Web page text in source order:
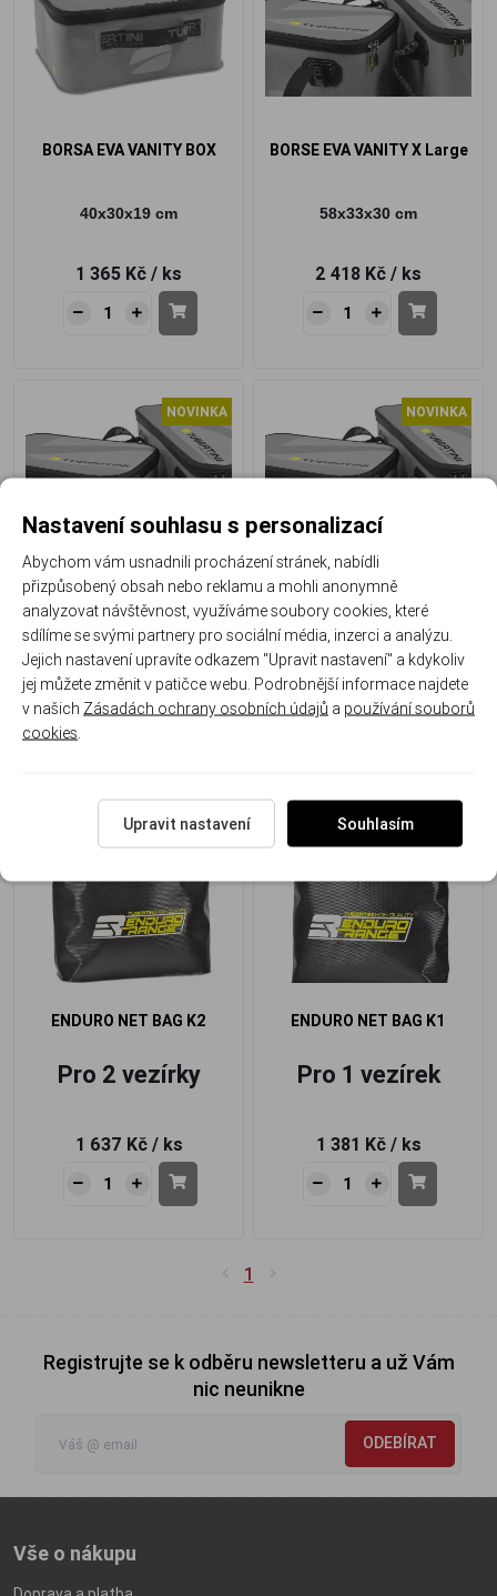
BORSA EVA VANITY BOX
40x30x19 cm
1 365 Kč / ks
BORSE EVA VANITY X Large
58x33x30 cm
2 418 Kč / ks
NOVINKA
BORSE EVA VANITY Large
46x26x28 cm
1 792 Kč/ ks
NOVINKA
BORSE EVA VANITY Medium
40 × 26 × 24 cm
1 479 Kč/ ks
ENDURO NET BAG K2
Pro 2 vezírky
1 637 Kč / ks
ENDURO NET BAG K1
Pro 1 vezírek
1 381 Kč / ks
1
Registrujte se k odběru newsletteru a už Vám
nic neunikne
ODEBÍRAT
Vše o nákupu
Nastavení souhlasu s personalizací
Abychom vám usnadnili procházení stránek, nabídli
přizpůsobený obsah nebo reklamu a mohli anonymně
analyzovat návštěvnost, využíváme soubory cookies, které
sdílíme se svými partnery pro sociální média, inzerci a analýzu.
Jejich nastavení upravíte odkazem "Upravit nastavení" a kdykoliv
jej můžete změnit v patičce webu. Podrobnější informace najdete
v našich Zásadách ochrany osobních údajů a používání souborů
cookies
Upravit nastavení Souhlasím